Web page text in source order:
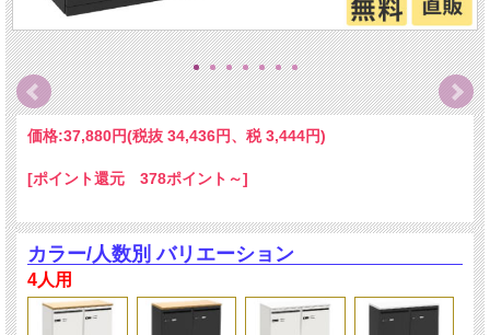
価格:37,880円(税抜 34,436円、税 3,444円)
[ポイント還元 378ポイント～]
カラー/人数別 バリエーション
4人用